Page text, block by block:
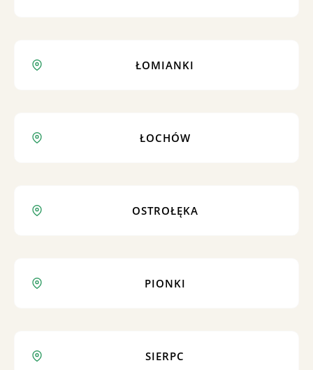
ŁOMIANKI
ŁOCHÓW
OSTROŁĘKA
PIONKI
SIERPC